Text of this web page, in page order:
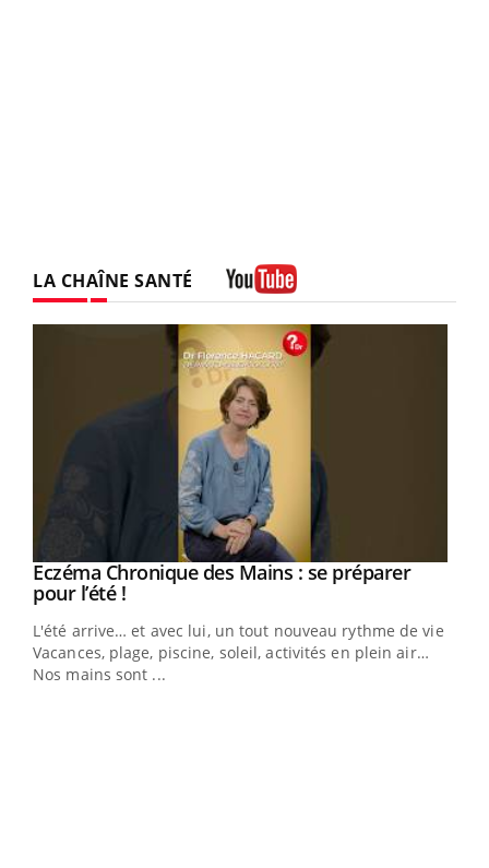
LA CHAÎNE SANTÉ
Youtube
Eczéma Chronique des Mains : se préparer
pour l’été !Youtube
L'été arrive… et avec lui, un tout nouveau rythme de vie !
Vacances, plage, piscine, soleil, activités en plein air…
Nos mains sont ...